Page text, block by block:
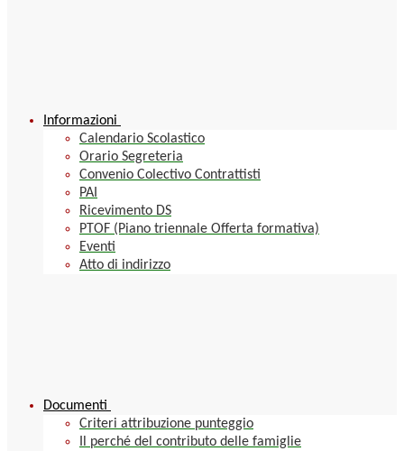
Informazioni
Calendario Scolastico
Orario Segreteria
Convenio Colectivo Contrattisti
PAI
Ricevimento DS
PTOF (Piano triennale Offerta formativa)
Eventi
Atto di indirizzo
Documenti
Criteri attribuzione punteggio
Il perché del contributo delle famiglie